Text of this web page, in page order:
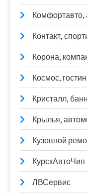
Комфортавто,
Контакт,
Корона,
Космос,
Кристалл,
Крылья,
Кузовной
КурскАвтоЧип
ЛВСервис